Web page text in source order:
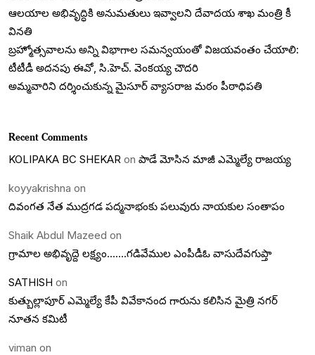
ఆలయాల అభివృద్ధికి అనుమతులు ఇవ్వాలని దేవాదయ శాఖ మంత్రి కీ
వినతి
బ్రహ్మోత్సవాలను అన్ని విభాగాల సమన్వయంతో విజయవంతం చేయాలి:
టీటీడీ అదనపు ఈవో, సి.హెచ్. వెంకయ్య చౌదరి
అమ్మవారిని దర్శించుకున్న మైసూర్ వ్యాసరాజ మఠం పీఠాధిపతి
Recent Comments
KOLIPAKA BC SHEKAR on పాడే మోసిన మాజీ ఎమ్మెల్యే రాజయ్య
koyyakrishna on
దివంగత నేత ముద్రగడ పద్మనాభంకు పలువురు నాయకుల సంతాపం
Shaik Abdul Mazeed on
గ్రామాల అభివృద్దె లక్ష్యం…….గడివేముల ఎంపీడీఓ వాసుదేవగుప్తా
SATHISH on
కుత్బుల్లాపూర్ ఎమ్మెల్యే కేపీ వివేకానంద గారును కలిసిన మైత్రి నగర్
నూతన కమిటీ
viman on